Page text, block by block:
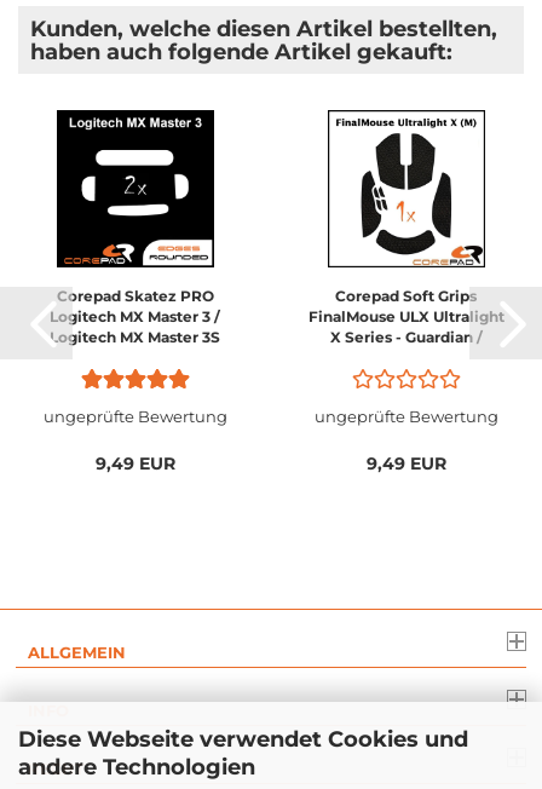
Diese Webseite verwendet Cookies und
andere Technologien
Kunden, welche diesen Artikel bestellten,
haben auch folgende Artikel gekauft:
Corepad Skatez PRO
Logitech MX Master 3 /
Logitech MX Master 3S
ungeprüfte Bewertung
9,49 EUR
Corepad Soft Grips
FinalMouse ULX Ultralight
X Series - Guardian /
Competition / Prophecy /
ungeprüfte Bewertung
9,49 EUR
ALLGEMEIN
RECHT